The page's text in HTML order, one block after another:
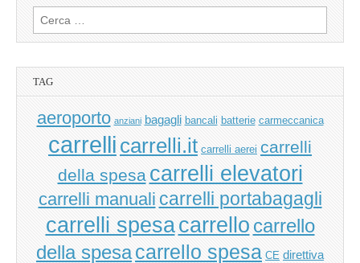
Ricerca
per:
TAG
aeroporto anziani bagagli bancali batterie carmeccanica
carrelli carrelli.it carrelli aerei carrelli
della spesa carrelli elevatori
carrelli manuali carrelli portabagagli
carrelli spesacarrello carrello
della spesacarrello spesa CE direttiva